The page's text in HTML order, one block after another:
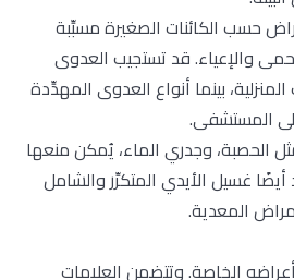
حسب الكائنات الصغيرة مسبِّبة
والإعياء. قد تستجيب العدوى
بينما أنواع العدوى المهدِّدة
المستشفى.
الحصبة، وجدري الماء، يُمكن منعها
غسيل الأيدي المتكرِّر والشامل
المعدية.
الخاصة. وتتضمن العلامات